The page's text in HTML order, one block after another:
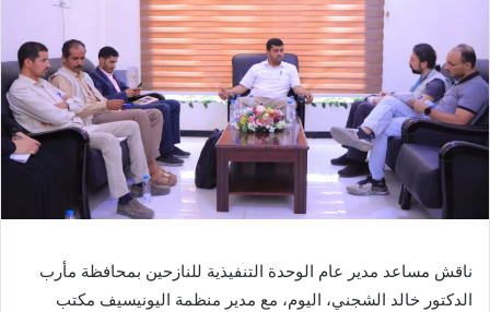
ناقش مساعد مدير عام الوحدة التنفيذية للنازحين بمحافظة مأرب
الدكتور خالد الشجني، اليوم، مع مدير منظمة اليونيسيف مكتب